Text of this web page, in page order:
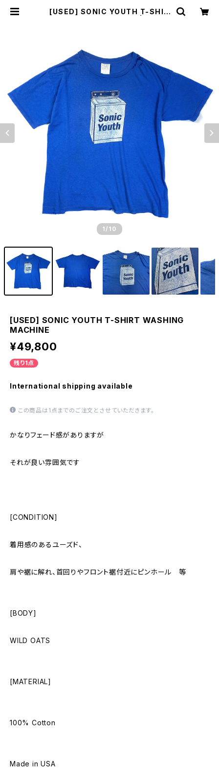
[USED] SONIC YOUTH T-SHIR
1 /10
[USED] SONIC YOUTH T-SHIRT WASHING
MACHINE
¥49,800
残り1点
International shipping available
この商品は1点までのご注文とさせていただきます。
かなりフェード感がありますが
それが良い雰囲気です
[CONDITION]
着用感のあるユーズド、
肩や裾に解れ、首回りやフロント裾付近にピンホール 等
[BODY]
WILD OATS
[MATERIAL]
100% Cotton
Made in USA